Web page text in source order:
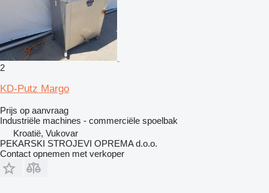
2
KD-Putz Margo
Prijs op aanvraag
Industriële machines - commerciële spoelbak
Kroatië, Vukovar
PEKARSKI STROJEVI OPREMA d.o.o.
Contact opnemen met verkoper